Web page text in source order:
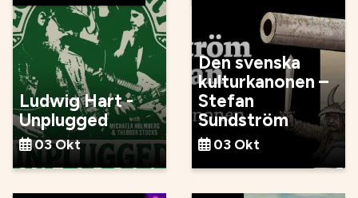
Ludwig Hart -
Unplugged
03 Okt
Den svenska
kulturkanonen –
Stefan
Sundström
03 Okt